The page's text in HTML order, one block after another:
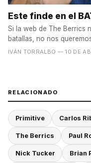
Este finde en el
Si la web de The Berrics
batallas, no nos
IVÁN TORRALBO — 10 DE
RELACIONADO
Primitive Carlos
The Berrics Paul
Nick Tucker Brian